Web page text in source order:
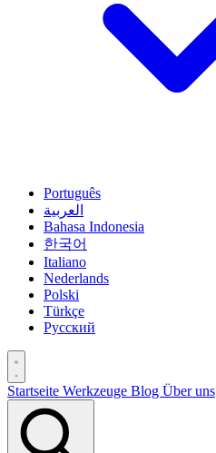
Português
العربية
Bahasa Indonesia
한국어
Italiano
Nederlands
Polski
Türkçe
Русский
Startseite Werkzeuge Blog Über uns